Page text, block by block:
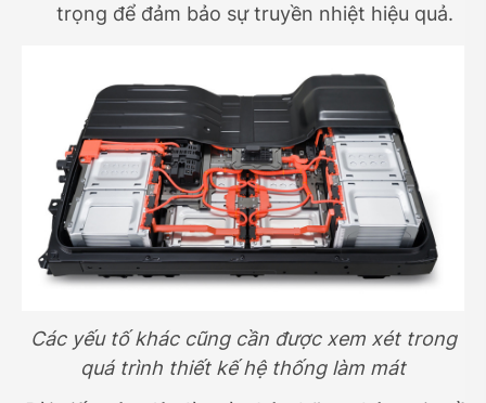
trọng để đảm bảo sự truyền nhiệt hiệu quả.
Các yếu tố khác cũng cần được xem xét trong
quá trình thiết kế hệ thống làm mát